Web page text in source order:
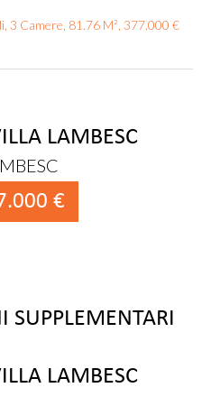
3 Camere, 81.76 M², 377.000 €
LAMBESC
€
SUPPLEMENTARI
LAMBESC